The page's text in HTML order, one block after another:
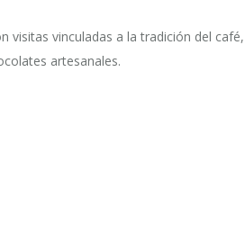
visitas vinculadas a la tradición del café,
artesanales.